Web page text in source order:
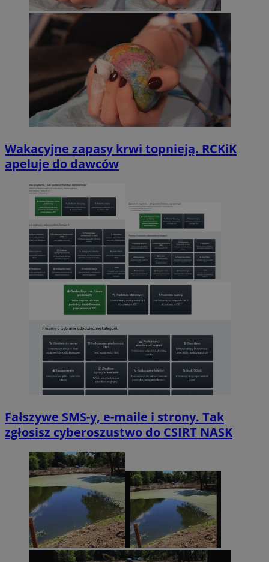
Wakacyjne zapasy krwi topnieją. RCKiK
apeluje do dawców
Fałszywe SMS-y, e-maile i strony. Tak
zgłosisz cyberoszustwo do CSIRT NASK